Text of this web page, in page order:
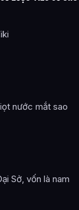
nước mắt sao
Sở, vốn là nam